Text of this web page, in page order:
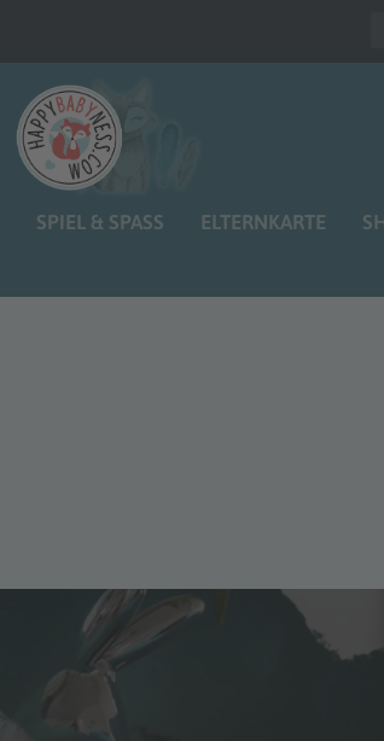
SPIEL & SPASS ELTERNKARTE